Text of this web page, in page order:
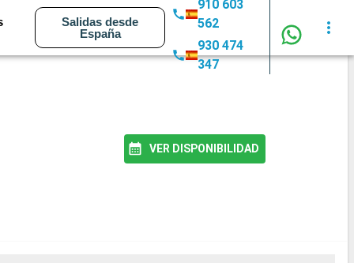
Salidas desde
España
910 603
562
930 474
347
VER DISPONIBILIDAD